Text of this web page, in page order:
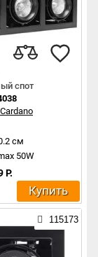
спот
Cardano
см
50W
Р.
Купить
115173